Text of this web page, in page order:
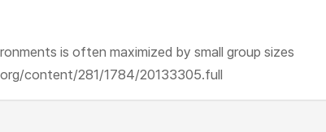
is often maximized by small group sizes
content/281/1784/20133305.full